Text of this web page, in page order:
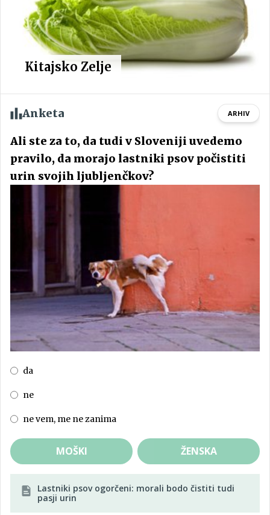
Kitajsko Zelje
Anketa ARHIV
Ali ste za to, da tudi v Sloveniji uvedemo
pravilo, da morajo lastniki psov počistiti
urin svojih ljubljenčkov?
da
ne
ne vem, me ne zanima
MOŠKI ŽENSKA
Lastniki psov ogorčeni: morali bodo čistiti tudi
pasji urin